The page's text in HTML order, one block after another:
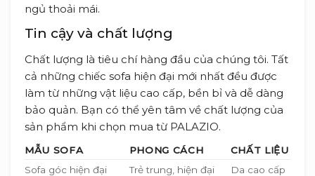
ngủ thoải mái.
Tin cậy và chất lượng
Chất lượng là tiêu chí hàng đầu của chúng tôi. Tất
cả những chiếc sofa hiện đại mới nhất đều được
làm từ những vật liệu cao cấp, bền bỉ và dễ dàng
bảo quản. Bạn có thể yên tâm về chất lượng của
sản phẩm khi chọn mua từ PALAZIO.
MẪU SOFA PHONG CÁCH
CHẤT LIỆU
Sofa góc hiện đại
Trẻ trung, hiện đại
Da cao cấp